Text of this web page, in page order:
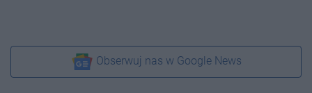
Obserwuj nas w Google News